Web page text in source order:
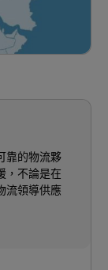
靠的物流夥
，不論是在
流領導供應